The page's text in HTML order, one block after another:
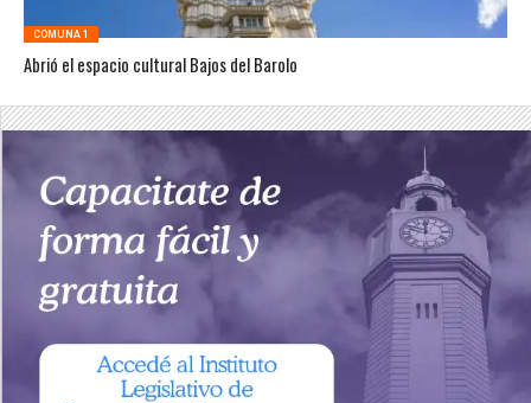
COMUNA 1
Abrió el espacio cultural Bajos del Barolo